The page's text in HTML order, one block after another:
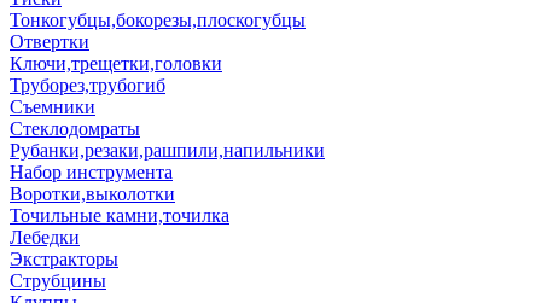
Тонкогубцы,бокорезы,плоскогубцы
Отвертки
Ключи,трещетки,головки
Труборез,трубогиб
Съемники
Стеклодомраты
Рубанки,резаки,рашпили,напильники
Набор инструмента
Воротки,выколотки
Точильные камни,точилка
Лебедки
Экстракторы
Струбцины